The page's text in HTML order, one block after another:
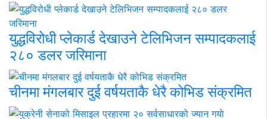
युद्धविरोधी प्लेकार्ड देखाउने टेलिभिजन सम्पादकलाई
२८० डलर जरिमाना
चीनमा मंगलबार दुई वर्षयताकै धेरै कोभिड संक्रमित